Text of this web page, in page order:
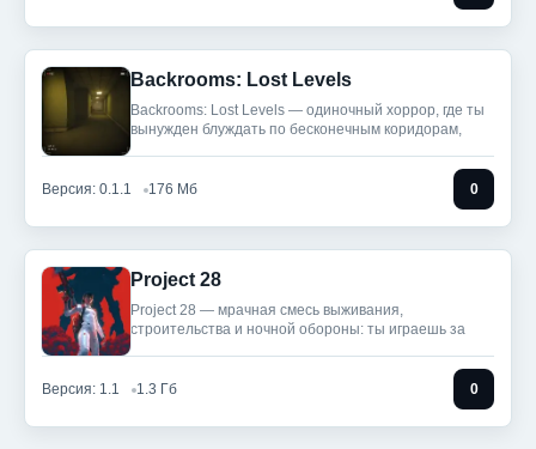
Backrooms: Lost Levels
Backrooms: Lost Levels — одиночный хоррор, где ты
вынужден блуждать по бесконечным коридорам,
Версия: 0.1.1 176 Мб 0
Project 28
Project 28 — мрачная смесь выживания,
строительства и ночной обороны: ты играешь за
Версия: 1.1 1.3 Гб 0